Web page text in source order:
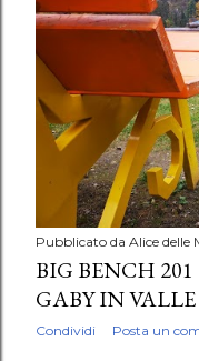
Pubblicato da Alice delle
BIG BENCH
GABY IN
Condividi Posta un